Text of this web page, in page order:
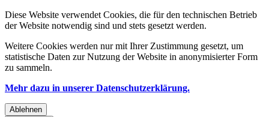
Diese Website verwendet Cookies, die für den technischen Betrieb
der Website notwendig sind und stets gesetzt werden.
Weitere Cookies werden nur mit Ihrer Zustimmung gesetzt, um
statistische Daten zur Nutzung der Website in anonymisierter Form
zu sammeln.
Mehr dazu in unserer Datenschutzerklärung.
Ablehnen